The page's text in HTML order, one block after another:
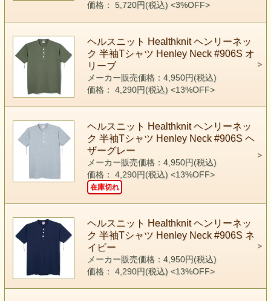
価格： 5,720円(税込) <3%OFF>
ヘルスニット Healthknit ヘンリーネッ
ク 半袖Tシャツ Henley Neck #906S オ
リーブ
メーカー販売価格：4,950円(税込)
価格： 4,290円(税込) <13%OFF>
ヘルスニット Healthknit ヘンリーネッ
ク 半袖Tシャツ Henley Neck #906S ヘ
ザーグレー
メーカー販売価格：4,950円(税込)
価格： 4,290円(税込) <13%OFF>
在庫切れ
ヘルスニット Healthknit ヘンリーネッ
ク 半袖Tシャツ Henley Neck #906S ネ
イビー
メーカー販売価格：4,950円(税込)
価格： 4,290円(税込) <13%OFF>